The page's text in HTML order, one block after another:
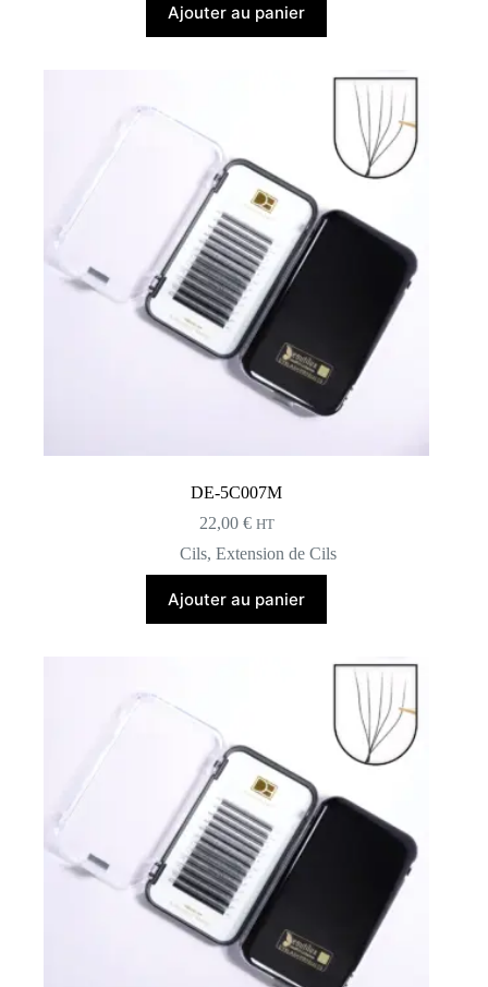
Ajouter au panier
DE-5C007M
22,00 € HT
Cils,Extension de Cils
Ajouter au panier